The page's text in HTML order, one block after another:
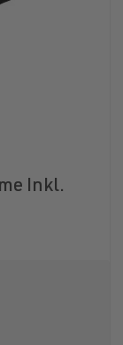
Inkl.